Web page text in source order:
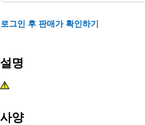
로그인 후 판매가 확인하기
설명
사양